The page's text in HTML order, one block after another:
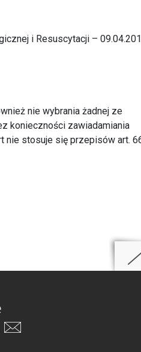
i Resuscytacji –
nie wybrania żadnej ze
konieczności zawiadamiania
nie stosuje się przepisów art.